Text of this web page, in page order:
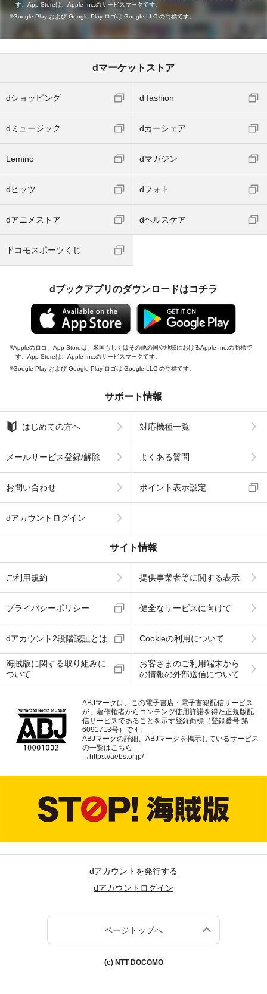
す。App Storeは、Apple Inc.のサービスマークです。
Google Play および Google Play ロゴは Google LLC の商標です。
dマーケットストア
dショッピング d fashion
dミュージック dカーシェア
Lemino dマガジン
dヒッツ dフォト
dアニメストア dヘルスケア
ドコモスポーツくじ
dブックアプリのダウンロードはコチラ
Appleのロゴ、App Storeは、米国もしくはその他の国や地域におけるApple Inc.の商標で
す。App Storeは、Apple Inc.のサービスマークです。
Google Play および Google Play ロゴは Google LLC の商標です。
サポート情報
はじめての方へ 対応機種一覧
メールサービス登録/解除 よくある質問
お問い合わせ ポイント表示設定
dアカウントログイン
サイト情報
ご利用規約 提供事業者等に関する表示
プライバシーポリシー 健全なサービスに向けて
dアカウント2段階認証とは Cookieの利用について
海賊版に関する取り組みに
ついて
お客さまのご利用端末から
の情報の外部送信について
ABJマークは、この電子書店・電子書籍配信サービス
が、著作権者からコンテンツ使用許諾を得た正規版配
信サービスであることを示す登録商標（登録番号 第
6091713号）です。
ABJマークの詳細、ABJマークを掲示しているサービス
の一覧はこちら
→https://aebs.or.jp/
dアカウントを発行する
dアカウントログイン
ページトップへ
(c) NTT DOCOMO